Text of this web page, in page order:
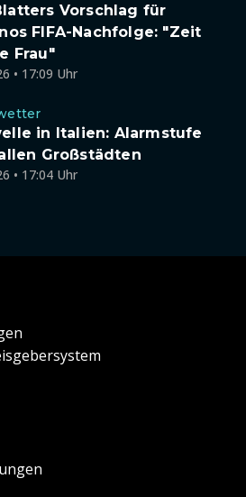
Vorschlag für
FIFA-Nachfolge: "Zeit
Frau"
• 17:09 Uhr
in Italien: Alarmstufe
Großstädten
• 17:04 Uhr